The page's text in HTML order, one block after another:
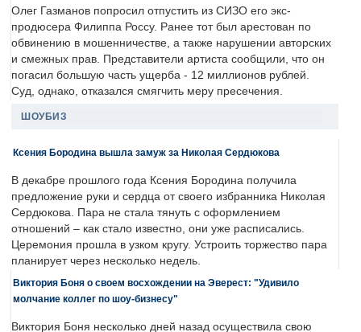
Олег Газманов попросил отпустить из СИЗО его экс-
продюсера Филиппа Россу. Ранее тот был арестован по
обвинению в мошенничестве, а также нарушении авторских
и смежных прав. Представители артиста сообщили, что он
погасил большую часть ущерба - 12 миллионов рублей.
Суд, однако, отказался смягчить меру пресечения.
ШОУБИЗ
Ксения Бородина вышла замуж за Николая Сердюкова
В декабре прошлого года Ксения Бородина получила
предложение руки и сердца от своего избранника Николая
Сердюкова. Пара не стала тянуть с оформлением
отношений – как стало известно, они уже расписались.
Церемония прошла в узком кругу. Устроить торжество пара
планирует через несколько недель.
Виктория Боня о своем восхождении на Эверест: "Удивило
молчание коллег по шоу-бизнесу"
Виктория Боня несколько дней назад осуществила свою